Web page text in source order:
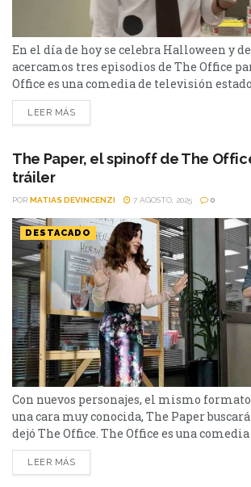
En el día de hoy se celebra Halloween y
acercamos tres episodios de The Office
Office es una comedia de televisión
emitida por la cadena NBC. Creada como
por Greg Daniels de la serie británica del
día de...
LEER MÁS
The Paper, el spinoff de The
tráiler
POR MATIAS DEVINCENZI 7 AGOSTO, 2025 0
DESTACADO
Con nuevos personajes, el mismo
una cara muy conocida, The Paper
dejó The Office. The Office es una
estadounidense emitida por la cadena
una adaptación por Greg Daniels de la
LEER MÁS